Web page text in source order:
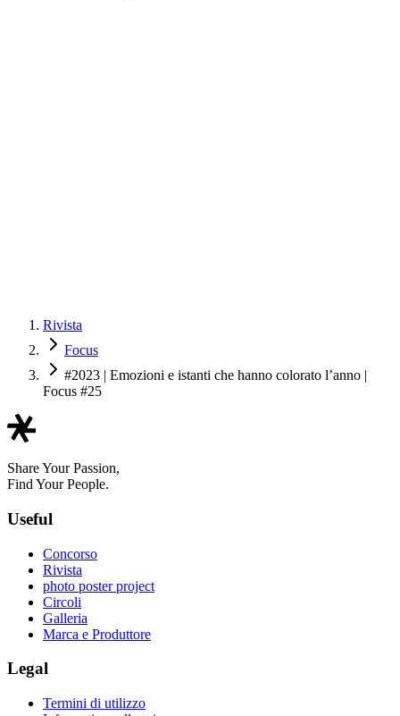
Rivista
Focus
#2023 | Emozioni e istanti che hanno colorato l’anno |
Focus #25
Share Your Passion,
Find Your People.
Useful
Concorso
Rivista
photo poster project
Circoli
Galleria
Marca e Produttore
Legal
Termini di utilizzo